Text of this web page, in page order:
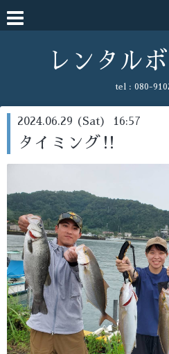
レンタル
tel : 080-
2024.06.29 (Sat) 16:57
タイミング‼️